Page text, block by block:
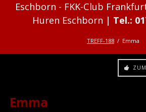
FKK-Club
Huren Eschborn
TREFF-188 Emma
Emma